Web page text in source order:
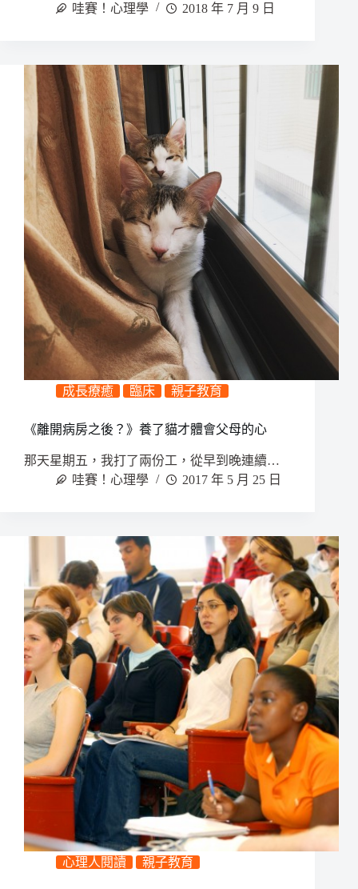
哇賽！心理學
2018 年 7 月 9 日
成長療癒 臨床 親子教育
《離開病房之後？》養了貓才體會父母的心
那天星期五，我打了兩份工，從早到晚連續…
哇賽！心理學
2017 年 5 月 25 日
心理人閱讀 親子教育